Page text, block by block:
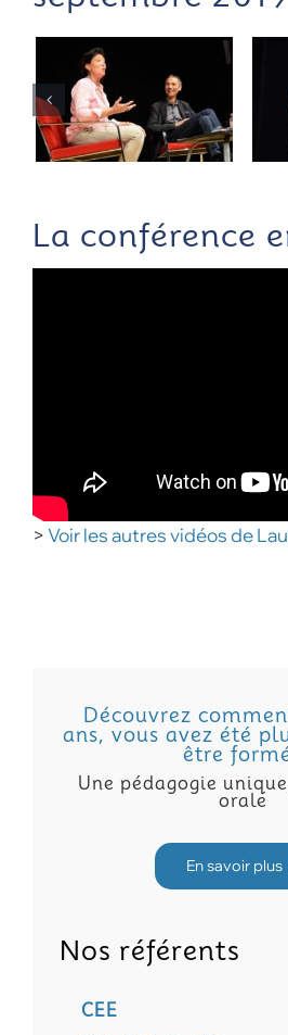
La conférence
>Voir les autres vidéos de
Découvrez
ans, vous avez été
être
Une pédagogie
orale
En savoir plus
Nos référents
CEE